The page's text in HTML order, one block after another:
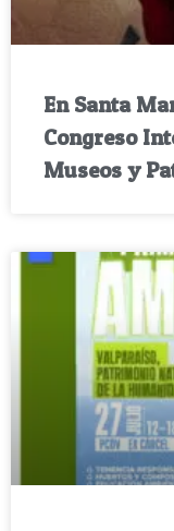
En Santa
Congreso
Museos y